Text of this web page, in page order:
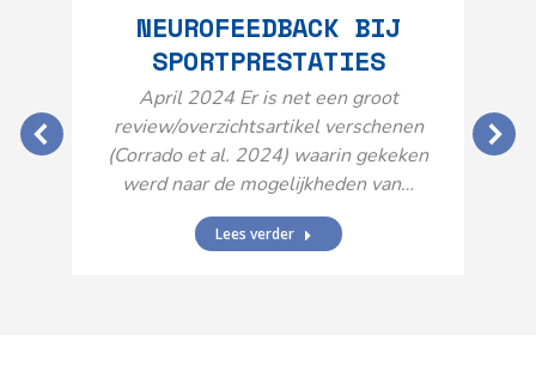
NEUROFEEDBACK BIJ
SPORTPRESTATIES
April 2024 Er is net een groot
review/overzichtsartikel verschenen
(Corrado et al. 2024) waarin gekeken
werd naar de mogelijkheden van…
Lees verder